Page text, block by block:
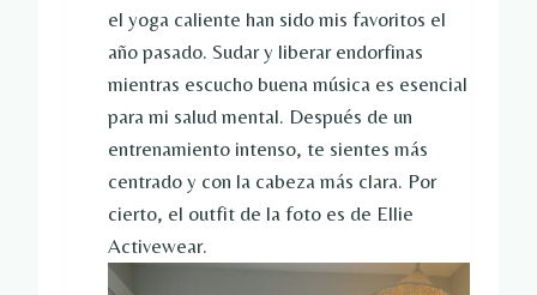
el yoga caliente han sido mis favoritos el
año pasado. Sudar y liberar endorfinas
mientras escucho buena música es esencial
para mi salud mental. Después de un
entrenamiento intenso, te sientes más
centrado y con la cabeza más clara. Por
cierto, el outfit de la foto es de Ellie
Activewear.